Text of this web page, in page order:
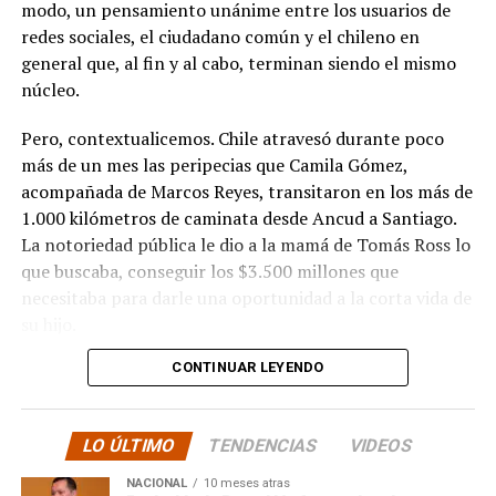
modo, un pensamiento unánime entre los usuarios de
redes sociales, el ciudadano común y el chileno en
general que, al fin y al cabo, terminan siendo el mismo
núcleo.
Pero, contextualicemos. Chile atravesó durante poco
más de un mes las peripecias que Camila Gómez,
acompañada de Marcos Reyes, transitaron en los más de
1.000 kilómetros de caminata desde Ancud a Santiago.
La notoriedad pública le dio a la mamá de Tomás Ross lo
que buscaba, conseguir los $3.500 millones que
necesitaba para darle una oportunidad a la corta vida de
La solidaridad y empatía de los chilenos en cada paso
sino que se superó con creces. De hecho, el último
cómputo dado a conocer reveló la suma total de
$3.689.545.200.
CONTINUAR LEYENDO
LO ÚLTIMO TENDENCIAS VIDEOS
NACIONAL 10 meses atras